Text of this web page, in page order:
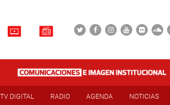
TV DIGITAL RADIO AGENDA NOTICIAS